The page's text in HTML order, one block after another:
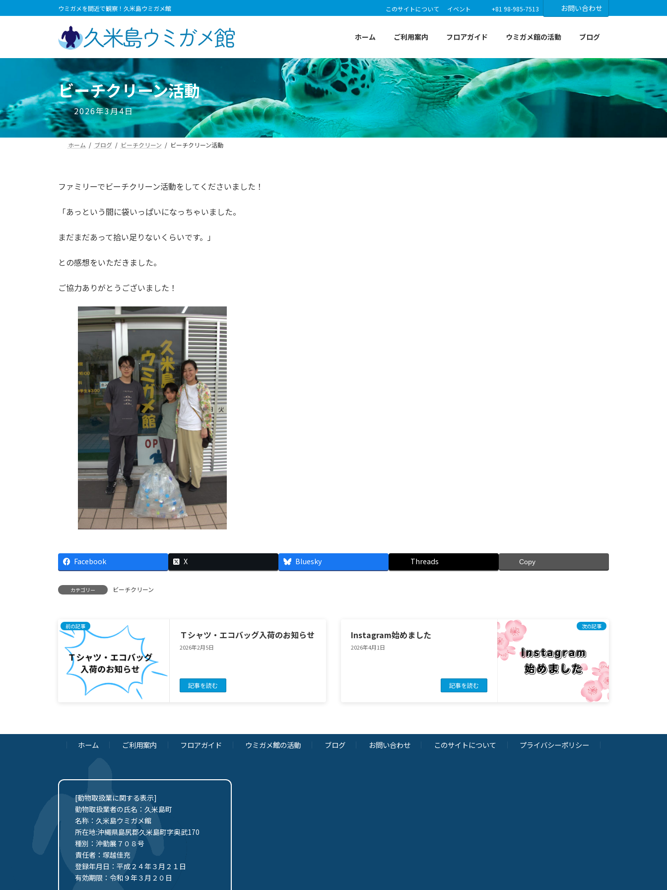
ン
プ
ビ
動
ウミガメを間近で観察！久米島ウミガメ館 このサイトについて イベント +81 98-985-7513 お問い合わせ
ホーム ご利用案内 フロアガイド ウミガメ館の活動 ブログ
ビーチクリーン活動
2026年3月4日
ホーム ブログ ビーチクリーン ビーチクリーン活動
ファミリーでビーチクリーン活動をしてくださいました！
「あっという間に袋いっぱいになっちゃいました。
まだまだあって拾い足りないくらいです。」
との感想をいただきました。
ご協力ありがとうございました！
Facebook X Bluesky Threads Copy
カテゴリー ビーチクリーン
前の記事
Ｔシャツ・エコバッグ入荷のお知らせ
2026年2月5日
記事を読む
次の記事
Instagram始めました
2026年4月1日
記事を読む
ホーム ご利用案内 フロアガイド ウミガメ館の活動 ブログ お問い合わせ このサイトについて プライバシーポリシー
[動物取扱業に関する表示]
動物取扱業者の氏名：久米島町
名称：久米島ウミガメ館
所在地:沖縄県島尻郡久米島町字奥武170
種別：沖動展７０８号
責任者：塚越佳充
登録年月日：平成２４年３月２１日
有効期限：令和９年３月２０日